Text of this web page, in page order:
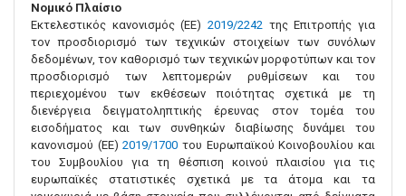
Νομικό Πλαίσιο
Εκτελεστικός κανονισμός (ΕΕ) 2019/2242 της Επιτροπής για
τον προσδιορισμό των τεχνικών στοιχείων των συνόλων
δεδομένων, τον καθορισμό των τεχνικών μορφοτύπων και τον
προσδιορισμό των λεπτομερών ρυθμίσεων και του
περιεχομένου των εκθέσεων ποιότητας σχετικά με τη
διενέργεια δειγματοληπτικής έρευνας στον τομέα του
εισοδήματος και των συνθηκών διαβίωσης δυνάμει του
κανονισμού (ΕΕ)2019/1700 του Ευρωπαϊκού Κοινοβουλίου και
του Συμβουλίου για τη θέσπιση κοινού πλαισίου για τις
ευρωπαϊκές στατιστικές σχετικά με τα άτομα και τα